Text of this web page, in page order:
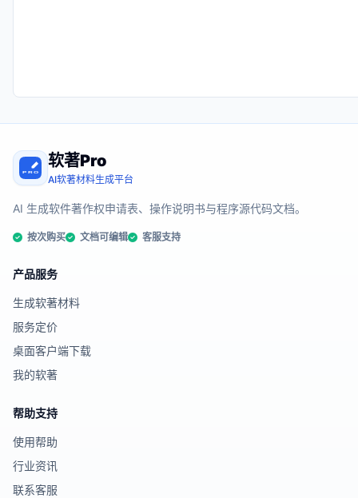
软著Pro
AI软著材料生成平台
AI 生成软件著作权申请表、操作说明书与程序源代码文档。
按次购买 文档可编辑 客服支持
产品服务
生成软著材料
服务定价
桌面客户端下载
我的软著
帮助支持
使用帮助
行业资讯
联系客服